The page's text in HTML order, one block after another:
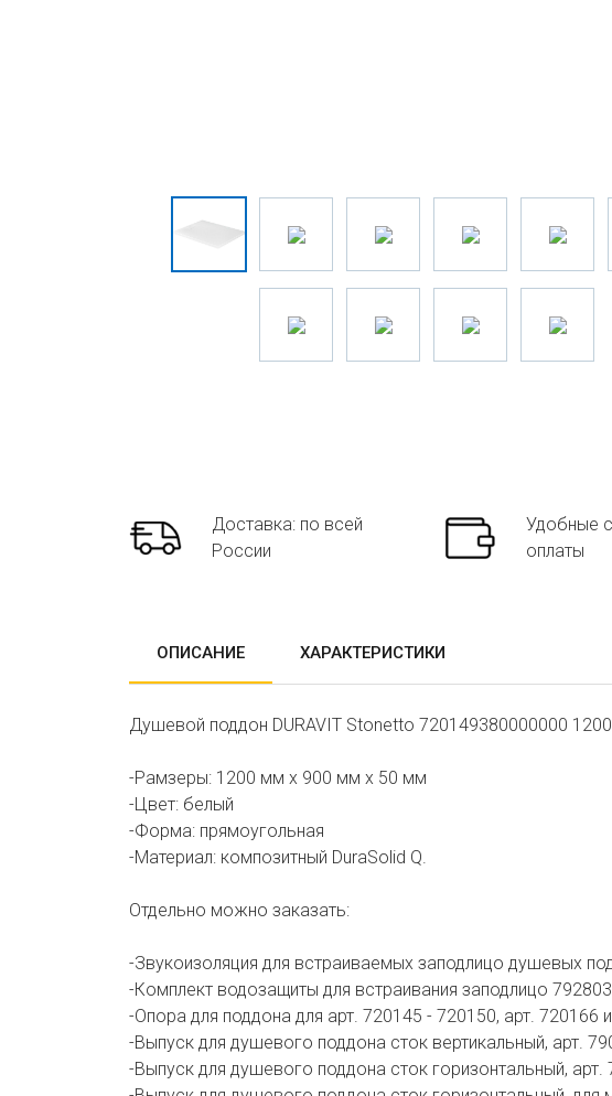
Доставка: по всей
России
Удобные
оплаты
ОПИСАНИЕ ХАРАКТЕРИСТИКИ
Душевой поддон DURAVIT Stonetto 720149380000000
-Рамзеры: 1200 мм х 900 мм х 50 мм
-Цвет: белый
-Форма: прямоугольная
-Материал: композитный DuraSolid Q.
Отдельно можно заказать:
-Звукоизоляция для встраиваемых заподлицо душевых
-Комплект водозащиты для встраивания заподлицо 792803
-Опора для поддона для арт. 720145 - 720150, арт.
-Выпуск для душевого поддона сток вертикальный, арт.
-Выпуск для душевого поддона сток горизонтальный, арт.